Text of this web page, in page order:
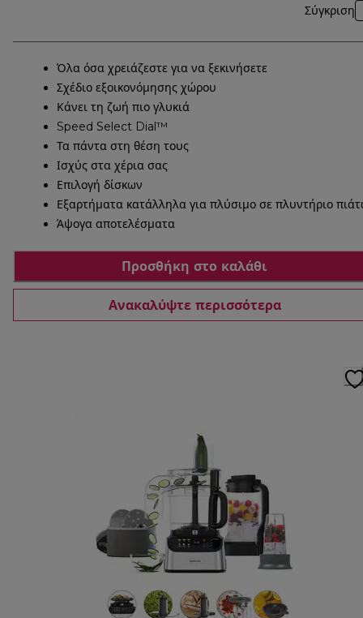
Σύγκριση
Όλα όσα χρειάζεστε για να ξεκινήσετε
Σχέδιο εξοικονόμησης χώρου
Κάνει τη ζωή πιο γλυκιά
Speed Select Dial™
Τα πάντα στη θέση τους
Ισχύς στα χέρια σας
Επιλογή δίσκων
Εξαρτήματα κατάλληλα για πλύσιμο σε πλυντήριο
Άψογα αποτελέσματα
Προσθήκη στο καλάθι
Ανακαλύψτε περισσότερα